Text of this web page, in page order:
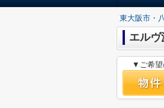
東大阪市・
エルヴ
▼ご希望